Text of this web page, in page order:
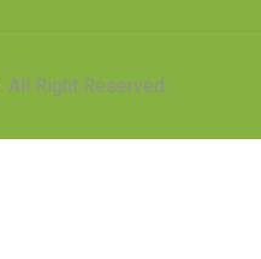
. All Right Reserved.